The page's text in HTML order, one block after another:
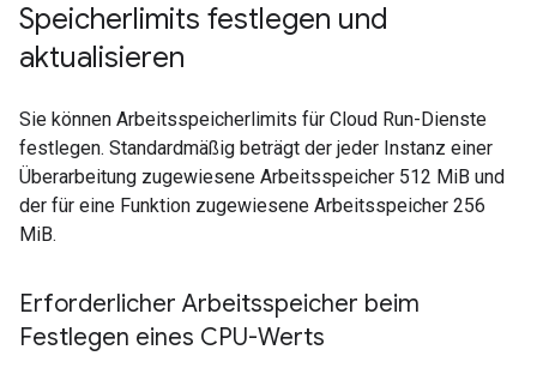
Speicherlimits festlegen und
aktualisieren
Sie können Arbeitsspeicherlimits für Cloud Run-Dienste
festlegen. Standardmäßig beträgt der jeder Instanz einer
Überarbeitung zugewiesene Arbeitsspeicher 512 MiB und
der für eine Funktion zugewiesene Arbeitsspeicher 256
MiB.
Erforderlicher Arbeitsspeicher beim
Festlegen eines CPU-Werts